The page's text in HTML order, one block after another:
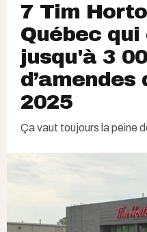
7 Tim
Québec qui
jusqu'à 3
d’amendes
2025
Ça vaut toujours la peine